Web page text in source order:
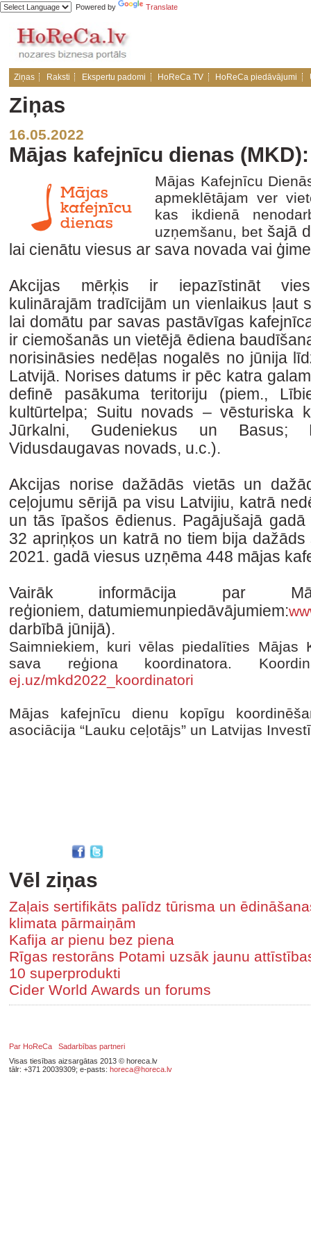
Powered by Translate
Ziņas Raksti Ekspertu padomi HoReCa TV HoReCa piedāvājumi
Ziņas
16.05.2022
Mājas kafejnīcu dienas
Mājas Kafejnīcu
apmeklētājam ver
kas ikdienā
uzņemšanu, bet šajā
lai cienātu viesus ar sava novada vai
Akcijas mērķis ir iepazīstināt
kulinārajām tradīcijām un vienlaikus ļaut
lai domātu par savas pastāvīgas
ir ciemošanās un vietējā ēdiena
norisināsies nedēļas nogalēs no jūnija
Latvijā. Norises datums ir pēc katra
definē pasākuma teritoriju (piem.,
kultūrtelpa; Suitu novads – vēsturiska
Jūrkalni, Gudeniekus un
Vidusdaugavas novads, u.c.).
Akcijas norise dažādās vietās un
ceļojumu sērijā pa visu Latvijiu, katrā
un tāsīpašos ēdienus. Pagājušajā
32 apriņķos un katrā no tiem bija
2021. gadā viesus uzņēma 448 mājas
Vairāk informācija par
reģioniem, datumiemunpiedāvājumiem:
darbībā jūnijā).
Saimniekiem, kuri vēlas piedalīties Mājas
sava reģiona koordinatora.
ej.uz/mkd2022_koordinatori
Mājas kafejnīcu dienu kopīgu
asociācija “Lauku ceļotājs” un Latvijas
Vēl ziņas
Zaļais sertifikāts palīdz tūrisma un
klimata pārmaiņām
Kafija ar pienu bez piena
Rīgas restorāns Potami uzsāk jaunu
10 superprodukti
Cider World Awards un forums
Par HoReCa
Sadarbības partneri
Visas tiesības aizsargātas 2013 © horeca.lv
tālr: +371 20039309; e-pasts: horeca@horeca.lv